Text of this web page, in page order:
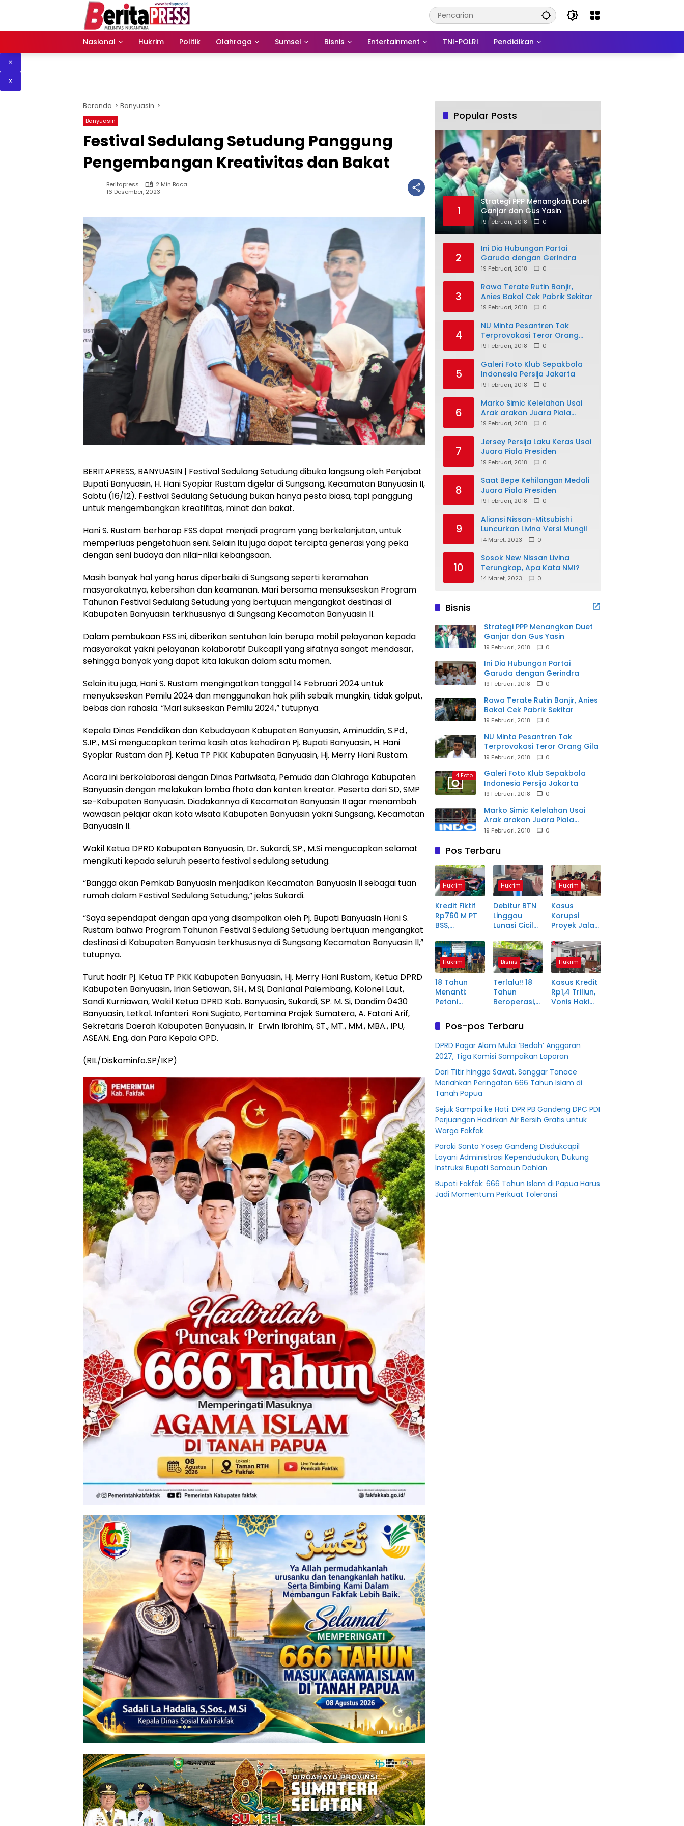
Nasional
Hukrim Politik Olahraga Sumsel Bisnis Entertainment TNI-POLRI Pendidikan
×
×
Beranda Banyuasin
Banyuasin
Festival Sedulang Setudung Panggung
Pengembangan Kreativitas dan Bakat
Beritapress
2 Min Baca
16 Desember, 2023
BERITAPRESS, BANYUASIN | Festival Sedulang Setudung dibuka langsung oleh Penjabat
Bupati Banyuasin, H. Hani Syopiar Rustam digelar di Sungsang, Kecamatan Banyuasin II,
Sabtu (16/12). Festival Sedulang Setudung bukan hanya pesta biasa, tapi panggung
untuk mengembangkan kreatifitas, minat dan bakat.
Hani S. Rustam berharap FSS dapat menjadi program yang berkelanjutan, untuk
memperluas pengetahuan seni. Selain itu juga dapat tercipta generasi yang peka
dengan seni budaya dan nilai-nilai kebangsaan.
Masih banyak hal yang harus diperbaiki di Sungsang seperti keramahan
masyarakatnya, kebersihan dan keamanan. Mari bersama mensukseskan Program
Tahunan Festival Sedulang Setudung yang bertujuan mengangkat destinasi di
Kabupaten Banyuasin terkhususnya di Sungsang Kecamatan Banyuasin II.
Dalam pembukaan FSS ini, diberikan sentuhan lain berupa mobil pelayanan kepada
masyarakat yakni pelayanan kolaboratif Dukcapil yang sifatnya sangat mendasar,
sehingga banyak yang dapat kita lakukan dalam satu momen.
Selain itu juga, Hani S. Rustam mengingatkan tanggal 14 Februari 2024 untuk
menyukseskan Pemilu 2024 dan menggunakan hak pilih sebaik mungkin, tidak golput,
bebas dan rahasia. “Mari sukseskan Pemilu 2024,” tutupnya.
Kepala Dinas Pendidikan dan Kebudayaan Kabupaten Banyuasin, Aminuddin, S.Pd.,
S.IP., M.Si mengucapkan terima kasih atas kehadiran Pj. Bupati Banyuasin, H. Hani
Syopiar Rustam dan Pj. Ketua TP PKK Kabupaten Banyuasin, Hj. Merry Hani Rustam.
Acara ini berkolaborasi dengan Dinas Pariwisata, Pemuda dan Olahraga Kabupaten
Banyuasin dengan melakukan lomba fhoto dan konten kreator. Peserta dari SD, SMP
se-Kabupaten Banyuasin. Diadakannya di Kecamatan Banyuasin II agar menambah
wawasan pelajar akan kota wisata Kabupaten Banyuasin yakni Sungsang, Kecamatan
Banyuasin II.
Wakil Ketua DPRD Kabupaten Banyuasin, Dr. Sukardi, SP., M.Si mengucapkan selamat
mengikuti kepada seluruh peserta festival sedulang setudung.
“Bangga akan Pemkab Banyuasin menjadikan Kecamatan Banyuasin II sebagai tuan
rumah dalam Festival Sedulang Setudung,” jelas Sukardi.
“Saya sependapat dengan apa yang disampaikan oleh Pj. Bupati Banyuasin Hani S.
Rustam bahwa Program Tahunan Festival Sedulang Setudung bertujuan mengangkat
destinasi di Kabupaten Banyuasin terkhususnya di Sungsang Kecamatan Banyuasin II,”
tutupnya.
Turut hadir Pj. Ketua TP PKK Kabupaten Banyuasin, Hj. Merry Hani Rustam, Ketua DPRD
Kabupaten Banyuasin, Irian Setiawan, SH., M.Si, Danlanal Palembang, Kolonel Laut,
Sandi Kurniawan, Wakil Ketua DPRD Kab. Banyuasin, Sukardi, SP. M. Si, Dandim 0430
Banyuasin, Letkol. Infanteri. Roni Sugiato, Pertamina Projek Sumatera, A. Fatoni Arif,
Sekretaris Daerah Kabupaten Banyuasin, Ir Erwin Ibrahim, ST., MT., MM., MBA., IPU,
ASEAN. Eng, dan Para Kepala OPD.
(RIL/Diskominfo.SP/IKP)
Popular Posts
1
Strategi PPP Menangkan Duet
Ganjar dan Gus Yasin
19 Februari, 2018 0
2
Ini Dia Hubungan Partai
Garuda dengan Gerindra
19 Februari, 2018 0
3
Rawa Terate Rutin Banjir,
Anies Bakal Cek Pabrik Sekitar
19 Februari, 2018 0
4
NU Minta Pesantren Tak
Terprovokasi Teror Orang
Gila
19 Februari, 2018 0
5
Galeri Foto Klub Sepakbola
Indonesia Persija Jakarta
19 Februari, 2018 0
6
Marko Simic Kelelahan Usai
Arak arakan Juara Piala
Presiden
19 Februari, 2018 0
7
Jersey Persija Laku Keras Usai
Juara Piala Presiden
19 Februari, 2018 0
8
Saat Bepe Kehilangan Medali
Juara Piala Presiden
19 Februari, 2018 0
9
Aliansi Nissan-Mitsubishi
Luncurkan Livina Versi Mungil
14 Maret, 2023 0
10
Sosok New Nissan Livina
Terungkap, Apa Kata NMI?
14 Maret, 2023 0
Bisnis
Strategi PPP Menangkan Duet
Ganjar dan Gus Yasin
19 Februari, 2018 0
Ini Dia Hubungan Partai
Garuda dengan Gerindra
19 Februari, 2018 0
Rawa Terate Rutin Banjir, Anies
Bakal Cek Pabrik Sekitar
19 Februari, 2018 0
NU Minta Pesantren Tak
Terprovokasi Teror Orang Gila
19 Februari, 2018 0
4 Foto
Galeri Foto Klub Sepakbola
Indonesia Persija Jakarta
19 Februari, 2018 0
Marko Simic Kelelahan Usai
Arak arakan Juara Piala
Presiden
19 Februari, 2018 0
Pos Terbaru
Hukrim
Kredit Fiktif
Rp760 M PT
BSS,
Derita Petani
Plasma
Muratara
Hukrim
Debitur BTN
Linggau
Lunasi Cicilan
Lalu, SHM Tak
Kunjung
Diserahkan
Hukrim
Kasus
Korupsi
Proyek Jalan
di
Pagaralam
Memasuki
Babak Akhir,
Enam
Terdakwa
Dituntut 2,5
Hukrim
18 Tahun
Menanti:
Petani
Aringin Jadi
Korban
Kredit Fiktif
Rp760 M PT
BSS
Bisnis
Terlalu!! 18
Tahun
Beroperasi,
Diduga
Fiktifkan
Lahan Petani
Plasma Desa
Aringin
Hukrim
Kasus Kredit
Rp1,4 Triliun,
Vonis Hakim
Pos-pos Terbaru
DPRD Pagar Alam Mulai ‘Bedah’ Anggaran
2027, Tiga Komisi Sampaikan Laporan
Dari Titir hingga Sawat, Sanggar Tanace
Meriahkan Peringatan 666 Tahun Islam di
Tanah Papua
Sejuk Sampai ke Hati: DPR PB Gandeng DPC PDI
Perjuangan Hadirkan Air Bersih Gratis untuk
Warga Fakfak
Paroki Santo Yosep Gandeng Disdukcapil
Layani Administrasi Kependudukan, Dukung
Instruksi Bupati Samaun Dahlan
Bupati Fakfak: 666 Tahun Islam di Papua Harus
Jadi Momentum Perkuat Toleransi